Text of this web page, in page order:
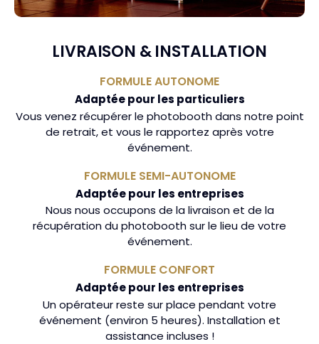
LIVRAISON & INSTALLATION
FORMULE AUTONOME
Adaptée pour les particuliers
Vous venez récupérer le photobooth dans notre point
de retrait, et vous le rapportez après votre
événement.
FORMULE SEMI-AUTONOME
Adaptée pour les entreprises
Nous nous occupons de la livraison et de la
récupération du photobooth sur le lieu de votre
événement.
FORMULE CONFORT
Adaptée pour les entreprises
Un opérateur reste sur place pendant votre
événement (environ 5 heures). Installation et
assistance incluses !